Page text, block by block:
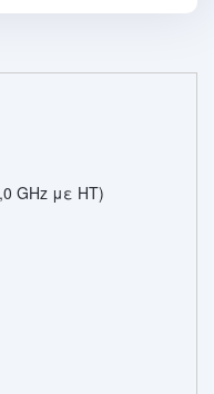
GHz με HT)